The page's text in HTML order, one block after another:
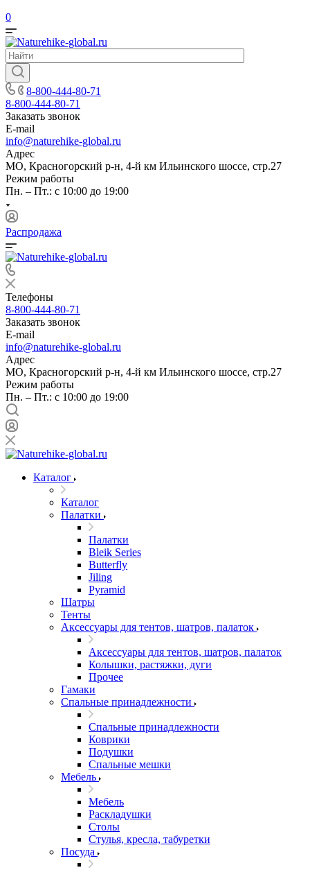
0
8-800-444-80-71
8-800-444-80-71
Заказать звонок
E-mail
info@naturehike-global.ru
Адрес
МО, Красногорский р-н, 4-й км Ильинского шоссе, стр.27
Режим работы
Пн. – Пт.: с 10:00 до 19:00
Распродажа
Телефоны
8-800-444-80-71
Заказать звонок
E-mail
info@naturehike-global.ru
Адрес
МО, Красногорский р-н, 4-й км Ильинского шоссе, стр.27
Режим работы
Пн. – Пт.: с 10:00 до 19:00
Каталог
Каталог
Палатки
Палатки
Bleik Series
Butterfly
Jiling
Pyramid
Шатры
Тенты
Аксессуары для тентов, шатров, палаток
Аксессуары для тентов, шатров, палаток
Колышки, растяжки, дуги
Прочее
Гамаки
Спальные принадлежности
Спальные принадлежности
Коврики
Подушки
Спальные мешки
Мебель
Мебель
Раскладушки
Столы
Стулья, кресла, табуретки
Посуда